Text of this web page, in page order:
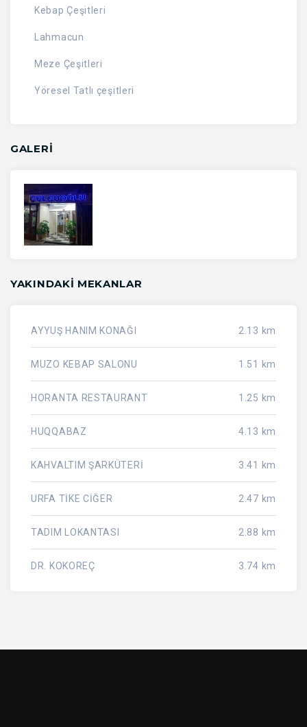
Kebap Çeşitleri
Lahmacun
Meze Çeşitleri
Yöresel Tatlı çeşitleri
GALERİ
YAKINDAKI MEKANLAR
AYYUŞ HANIM KONAĞI 2.13 km
MUZO KEBAP SALONU 1.51 km
HORANTA RESTAURANT 1.25 km
HUQQABAZ 4.13 km
KAHVALTIM ŞARKÜTERİ 3.41 km
URFA TİKE CİĞER 2.47 km
TADIM LOKANTASI 2.88 km
DR. KOKOREÇ 3.74 km